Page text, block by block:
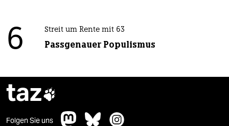
6 Streit um Rente mit 63
Passgenauer Populismus
taz
Folgen Sie uns